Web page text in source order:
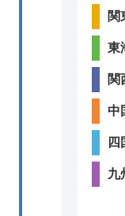
関
東
関
中
四
九